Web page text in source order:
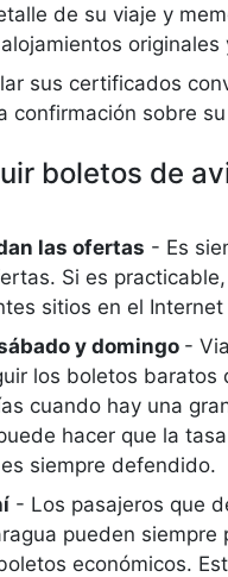
de su viaje y
originales
sus certificados
confirmación sobre
boletos de
las ofertas - Es
Si es
sitios en el
y domingo -
los boletos baratos
cuando hay una
hacer que la
siempre defendido.
- Los pasajeros que
pueden
económicos.